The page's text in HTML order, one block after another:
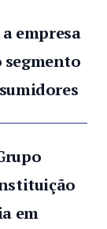
empresa
em